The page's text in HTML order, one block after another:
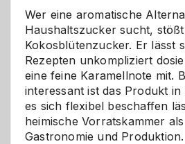
im
Wer eine aromatische
Haushaltszucker sucht,
Kokosblütenzucker. Er lässt
Rezepten unkompliziert
eine feine Karamellnote mit.
interessant ist das Produkt
es sich flexibel beschaffen
heimische Vorratskammer
Gastronomie und Produktion.